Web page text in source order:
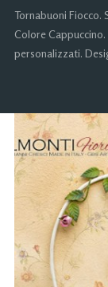
Tornabuoni Fiocco.
Colore
personalizzati.